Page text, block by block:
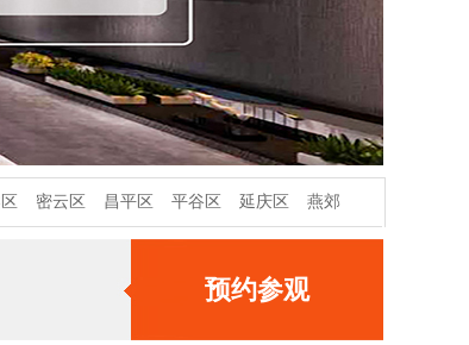
密云区 昌平区 平谷区 延庆区 燕郊
预约参观